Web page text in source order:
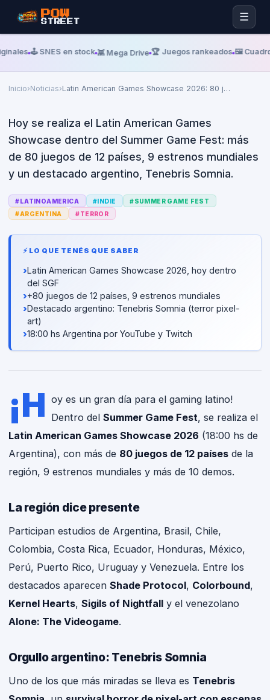
POW
STREET ☰
🕹️ SNES en stock 👾 Mega Drive 🏆 Juegos rankeados 🖼️
Inicio›Noticias›Latin American Games Showcase 2026: 80 j…
Viernes, 05 De Junio De 2026
Latin American Games
Showcase 2026: 80 juegos, 12
países y un terror argentino que
la rompe
Hoy se realiza el Latin American Games
Showcase dentro del Summer Game Fest: más
de 80 juegos de 12 países, 9 estrenos mundiales
y un destacado argentino, Tenebris Somnia.
#LATINOAMERICA #INDIE #SUMMER GAME FEST
#ARGENTINA #TERROR
⚡ LO QUE TENÉS QUE SABER
›Latin American Games Showcase 2026, hoy dentro
del SGF
›+80 juegos de 12 países, 9 estrenos mundiales
›Destacado argentino: Tenebris Somnia (terror pixel-
art)
›18:00 hs Argentina por YouTube y Twitch
¡H oy es un gran día para el gaming latino!
Dentro del Summer Game Fest, se realiza el
Latin American Games Showcase 2026 (18:00 hs de
Argentina), con más de 80 juegos de 12 países de la
región, 9 estrenos mundiales y más de 10 demos.
La región dice presente
Participan estudios de Argentina, Brasil, Chile,
Colombia, Costa Rica, Ecuador, Honduras, México,
Perú, Puerto Rico, Uruguay y Venezuela. Entre los
destacados aparecen Shade Protocol, Colorbound,
Kernel Hearts, Sigils of Nightfall y el venezolano
Alone: The Videogame.
Orgullo argentino: Tenebris Somnia
Uno de los que más miradas se lleva es Tenebris